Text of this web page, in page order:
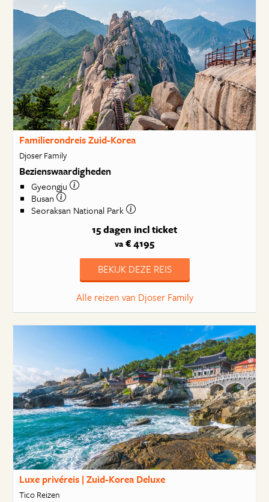
Familierondreis Zuid-Korea
Djoser Family
Bezienswaardigheden
Gyeongju
Busan
Seoraksan National Park
15 dagen incl ticket
va € 4195
BEKIJK DEZE REIS
Alle reizen van Djoser Family
Luxe privéreis | Zuid-Korea Deluxe
Tico Reizen